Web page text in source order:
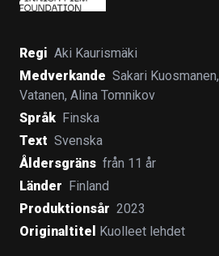
Regi Aki Kaurismäki
Medverkande Sakari Kuosmanen,
Vatanen, Alina Tomnikov
Språk Finska
Text Svenska
Åldersgräns från 11 år
Länder Finland
Produktionsår 2023
Originaltitel Kuolleet lehdet